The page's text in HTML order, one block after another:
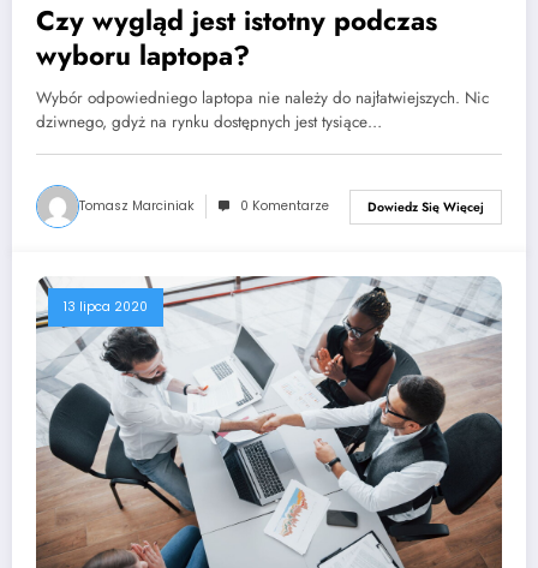
Czy wygląd jest istotny podczas
wyboru laptopa?
Wybór odpowiedniego laptopa nie należy do najłatwiejszych. Nic
dziwnego, gdyż na rynku dostępnych jest tysiące…
Tomasz Marciniak 0 Komentarze Dowiedz Się Więcej
13 lipca 2020